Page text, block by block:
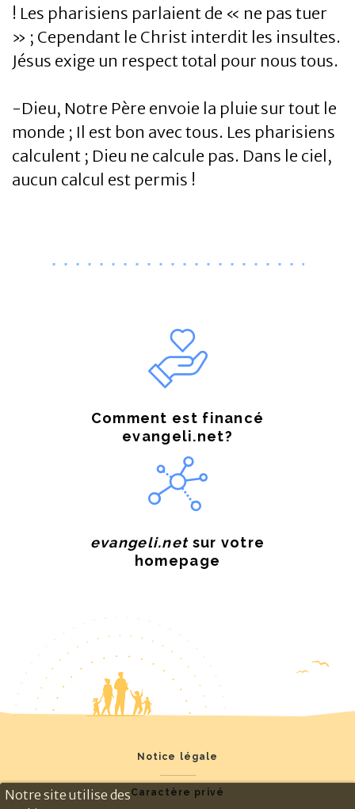
! Les pharisiens parlaient de « ne pas tuer
» ; Cependant le Christ interdit les insultes.
Jésus exige un respect total pour nous tous.
-Dieu, Notre Père envoie la pluie sur tout le
monde ; Il est bon avec tous. Les pharisiens
calculent ; Dieu ne calcule pas. Dans le ciel,
aucun calcul est permis !
Comment est financé
evangeli.net?
evangeli.netsur votre
homepage
Notice légale
Caractère privé
Notre site utilise des